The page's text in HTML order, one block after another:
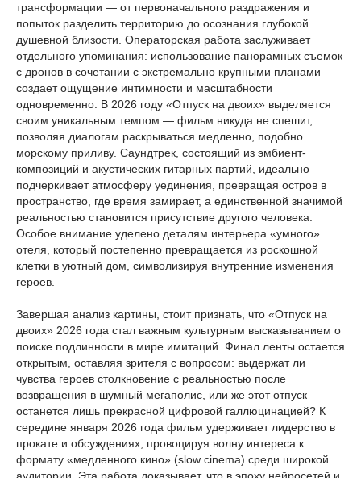
трансформации — от первоначального раздражения и
попыток разделить территорию до осознания глубокой
душевной близости. Операторская работа заслуживает
отдельного упоминания: использование панорамных съемок
с дронов в сочетании с экстремально крупными планами
создает ощущение интимности и масштабности
одновременно. В 2026 году «Отпуск на двоих» выделяется
своим уникальным темпом — фильм никуда не спешит,
позволяя диалогам раскрываться медленно, подобно
морскому приливу. Саундтрек, состоящий из эмбиент-
композиций и акустических гитарных партий, идеально
подчеркивает атмосферу уединения, превращая остров в
пространство, где время замирает, а единственной значимой
реальностью становится присутствие другого человека.
Особое внимание уделено деталям интерьера «умного»
отеля, который постепенно превращается из роскошной
клетки в уютный дом, символизируя внутренние изменения
героев.
Завершая анализ картины, стоит признать, что «Отпуск на
двоих» 2026 года стал важным культурным высказыванием о
поиске подлинности в мире имитаций. Финал ленты остается
открытым, оставляя зрителя с вопросом: выдержат ли
чувства героев столкновение с реальностью после
возвращения в шумный мегаполис, или же этот отпуск
останется лишь прекрасной цифровой галлюцинацией? К
середине января 2026 года фильм удерживает лидерство в
прокате и обсуждениях, провоцируя волну интереса к
формату «медленного кино» (slow cinema) среди широкой